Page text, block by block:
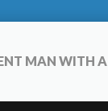
MAN WITH A